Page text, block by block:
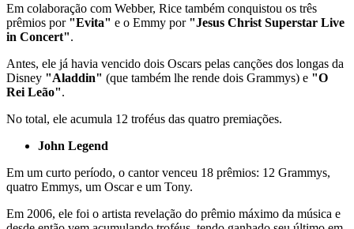
Em colaboração com Webber, Rice também conquistou os três
prêmios por "Evita" e o Emmy por "Jesus Christ Superstar Live
in Concert".
Antes, ele já havia vencido dois Oscars pelas canções dos longas da
Disney "Aladdin" (que também lhe rende dois Grammys) e "O
Rei Leão".
No total, ele acumula 12 troféus das quatro premiações.
John Legend
Em um curto período, o cantor venceu 18 prêmios: 12 Grammys,
quatro Emmys, um Oscar e um Tony.
Em 2006, ele foi o artista revelação do prêmio máximo da música e